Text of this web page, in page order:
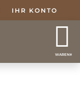
IHR KONTO
WARENKORB